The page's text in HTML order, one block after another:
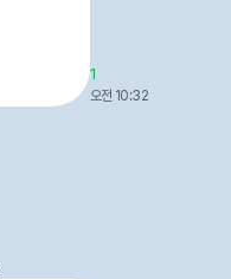
1
오전 10:32